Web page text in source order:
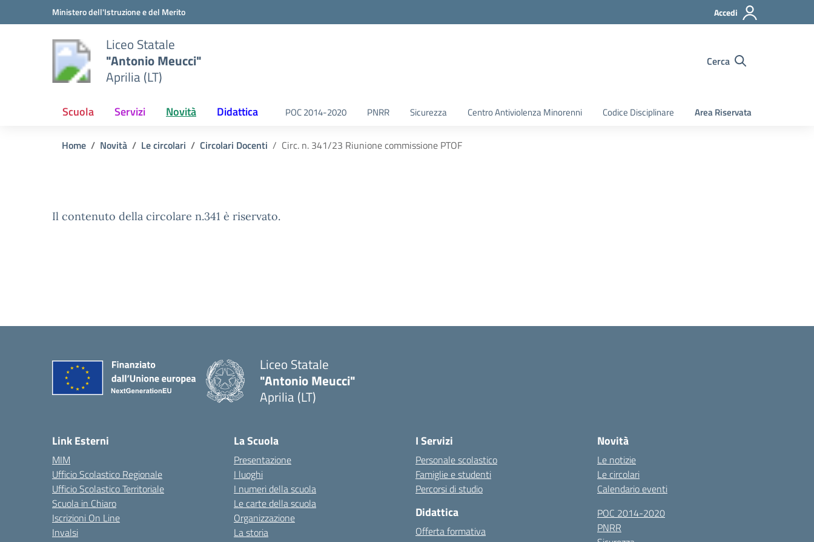
Vai ai contenuti
Vai al menu di navigazioneMinistero dell'Istruzione e del Merito Accedi
Liceo Statale
"Antonio Meucci"
Aprilia (LT)
Cerca
Scuola Servizi Novità Didattica POC 2014-2020 PNRR Sicurezza Centro Antiviolenza Minorenni Codice Disciplinare Area Riservata
Home Novità Le circolari Circolari Docenti Circ. n. 341/23 Riunione commissione PTOF
Il contenuto della circolare n.341 è riservato.
Liceo Statale
"Antonio Meucci"
Aprilia (LT)
Link Esterni
MIM
Ufficio Scolastico Regionale
Ufficio Scolastico Territoriale
Scuola in Chiaro
Iscrizioni On Line
Invalsi
La Scuola
Presentazione
I luoghi
I numeri della scuola
Le carte della scuola
Organizzazione
La storia
I Servizi
Personale scolastico
Famiglie e studenti
Percorsi di studio
Didattica
Offerta formativa
Novità
Le notizie
Le circolari
Calendario eventi
POC 2014-2020
PNRR